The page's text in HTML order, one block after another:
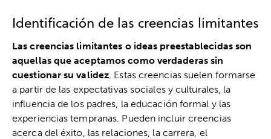
Identificación de las creencias limitantes
Las creencias limitantes o ideas preestablecidas son
aquellas que aceptamos como verdaderas sin
cuestionar su validez . Estas creencias suelen formarse
a partir de las expectativas sociales y culturales, la
influencia de los padres, la educación formal y las
experiencias tempranas. Pueden incluir creencias
acerca del éxito, las relaciones, la carrera, el